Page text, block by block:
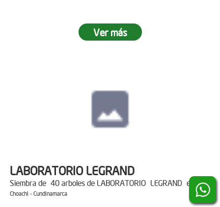
Ver más
LABORATORIO LEGRAND
Siembra de 40 arboles de LABORATORIO LEGRAND en
Choachi - Cundinamarca